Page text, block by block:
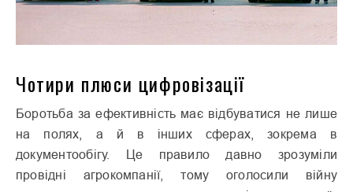
Чотири плюси цифровізації
Боротьба за ефективність має відбуватися не лише
на полях, а й в інших сферах, зокрема в
документообігу. Це правило давно зрозуміли
провідні агрокомпанії, тому оголосили війну